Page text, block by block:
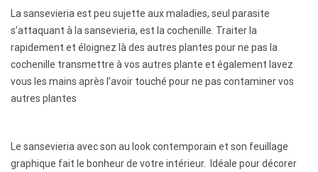
La sansevieria est peu sujette aux maladies, seul parasite
s’attaquant à la sansevieria, est la cochenille. Traiter la
rapidement et éloignez là des autres plantes pour ne pas la
cochenille transmettre à vos autres plante et également lavez
vous les mains après l’avoir touché pour ne pas contaminer vos
autres plantes
Le sansevieria avec son au look contemporain et son feuillage
graphique fait le bonheur de votre intérieur. Idéale pour décorer